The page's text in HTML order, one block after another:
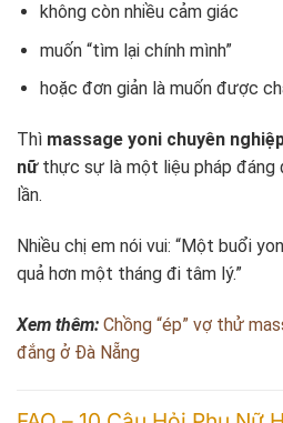
không còn nhiều cảm giác
muốn “tìm lại chính mình”
hoặc đơn giản là muốn được
Thì massage yoni chuyên
nữthực sự là một liệu pháp đáng
lần.
Nhiều chị em nói vui: “Một buổi
quả hơn một tháng đi tâm lý.”
Xem thêm: Chồng “ép” vợ thử
đắng ở Đà Nẵng